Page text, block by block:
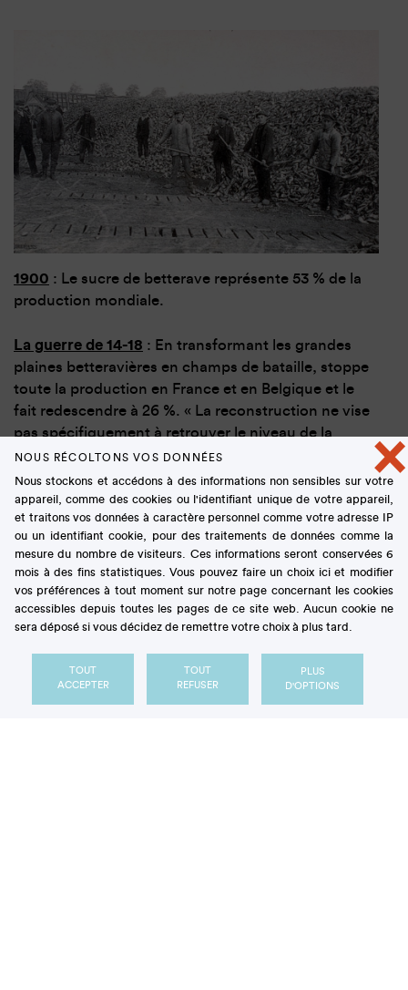
1900 : Le sucre de betterave représente 53 % de la
production mondiale.
La guerre de 14-18 : En transformant les grandes
plaines betteravières en champs de bataille, stoppe
toute la production en France et en Belgique et le
fait redescendre à 26 %. « La reconstruction ne vise
pas spécifiquement à retrouver le niveau de la
production sucrière antérieure (…) Cette
reconstruction a exigé près de 10 ans : ce n’est qu’en
1928 que le niveau de production betteravier des
années 1913 est à nouveau atteint, et même
dépassé. »**S’il remonte pour atteindre 40 % dans
les années 50, il n’est que de 30 % en 1995.
Qu’il soit de canne ou de betterave, tout au long de
ses trois mille ans d’histoire tumultueuse, le sucre a
été le symbole de bien-être et de plaisir. Aucun
aliment ne peut se targuer d’autant de convoitises,
×
NOUS RÉCOLTONS VOS DONNÉES
Nous stockons et accédons à des informations non sensibles sur votre
appareil, comme des cookies ou l'identifiant unique de votre appareil,
et traitons vos données à caractère personnel comme votre adresse IP
ou un identifiant cookie, pour des traitements de données comme la
mesure du nombre de visiteurs. Ces informations seront conservées 6
mois à des fins statistiques. Vous pouvez faire un choix ici et modifier
vos préférences à tout moment sur notre page concernant les cookies
accessibles depuis toutes les pages de ce site web. Aucun cookie ne
sera déposé si vous décidez de remettre votre choix à plus tard.
TOUT
ACCEPTER
TOUT
REFUSER
PLUS
D'OPTIONS